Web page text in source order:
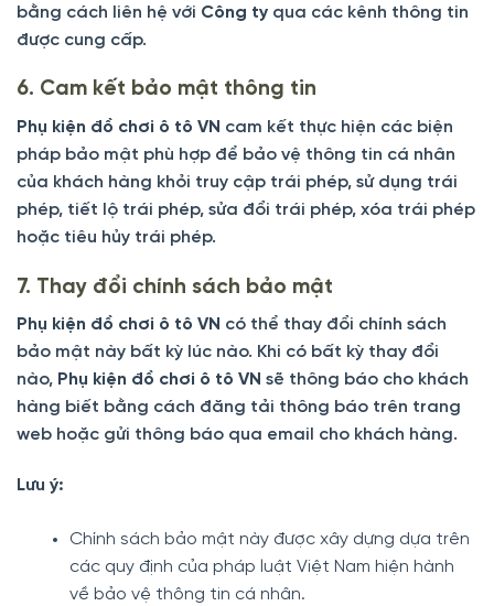
bằng cách liên hệ với Công ty qua các kênh thông tin
được cung cấp.
6. Cam kết bảo mật thông tin
Phụ kiện đồ chơi ô tô VN cam kết thực hiện các biện
pháp bảo mật phù hợp để bảo vệ thông tin cá nhân
của khách hàng khỏi truy cập trái phép, sử dụng trái
phép, tiết lộ trái phép, sửa đổi trái phép, xóa trái phép
hoặc tiêu hủy trái phép.
7. Thay đổi chính sách bảo mật
Phụ kiện đồ chơi ô tô VN có thể thay đổi chính sách
bảo mật này bất kỳ lúc nào. Khi có bất kỳ thay đổi
nào, Phụ kiện đồ chơi ô tô VN sẽ thông báo cho khách
hàng biết bằng cách đăng tải thông báo trên trang
web hoặc gửi thông báo qua email cho khách hàng.
Lưu ý:
Chính sách bảo mật này được xây dựng dựa trên
các quy định của pháp luật Việt Nam hiện hành
về bảo vệ thông tin cá nhân.